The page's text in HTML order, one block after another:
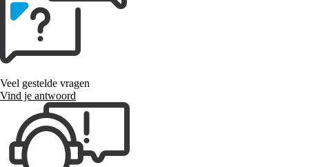
Veel gestelde vragen
Vind je antwoord